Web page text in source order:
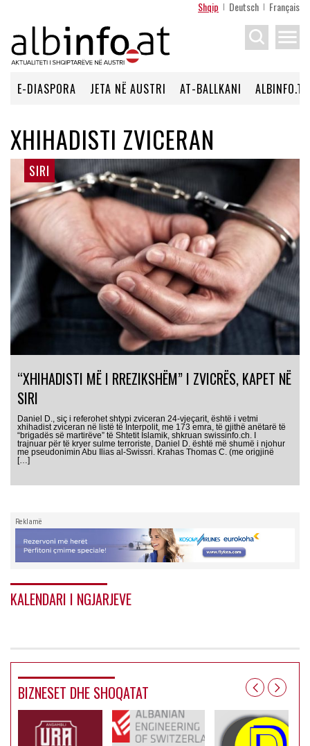
Shqip Deutsch Français
menu
E-DIASPORA JETA NË AUSTRI AT-BALLKANI ALBINFO.TV
XHIHADISTI ZVICERAN
SIRI
“XHIHADISTI MË I RREZIKSHËM” I ZVICRËS, KAPET NË
SIRI
Daniel D., siç i referohet shtypi zviceran 24-vjeçarit, është i vetmi
xhihadist zviceran në listë të Interpolit, me 173 emra, të gjithë anëtarë të
“brigadës së martirëve” të Shtetit Islamik, shkruan swissinfo.ch. I
trajnuar për të kryer sulme terroriste, Daniel D. është më shumë i njohur
me pseudonimin Abu Ilias al-Swissri. Krahas Thomas C. (me origjinë
[…]
Reklamë
KALENDARI I NGJARJEVE
BIZNESET DHE SHOQATAT